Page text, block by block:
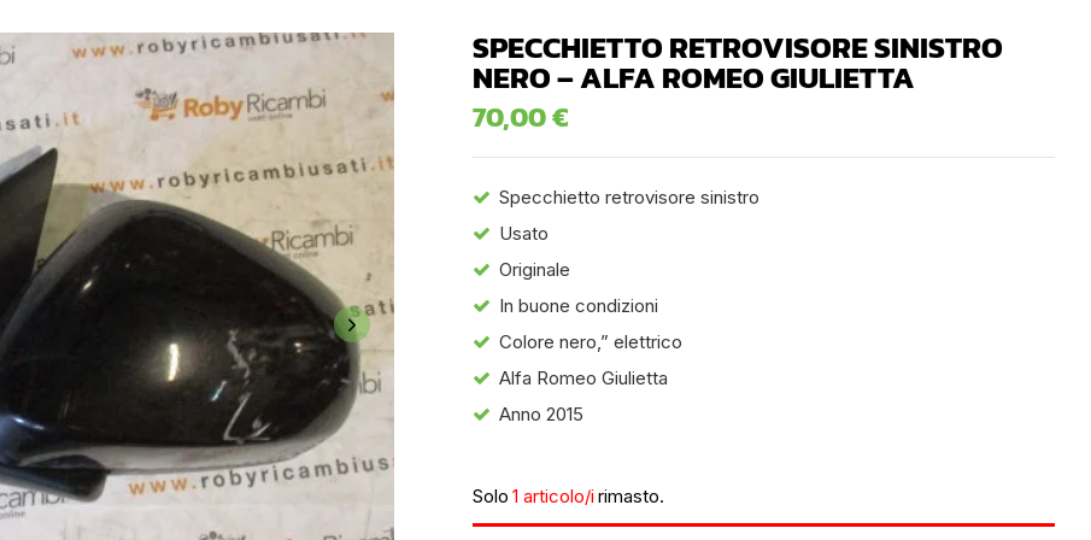
SPECCHIETTO RETROVISORE SINISTRO
NERO – ALFA ROMEO GIULIETTA
70,00€
Specchietto retrovisore sinistro
Usato
Originale
In buone condizioni
Colore nero,” elettrico
Alfa Romeo Giulietta
Anno 2015
Solo 1 articolo/i rimasto.